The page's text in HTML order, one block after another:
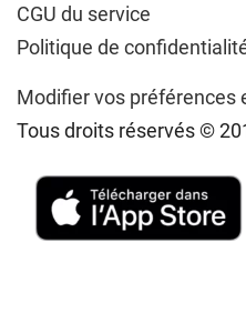
CGU du service
Politique de
Modifier vos préférences
Tous droits réservés ©